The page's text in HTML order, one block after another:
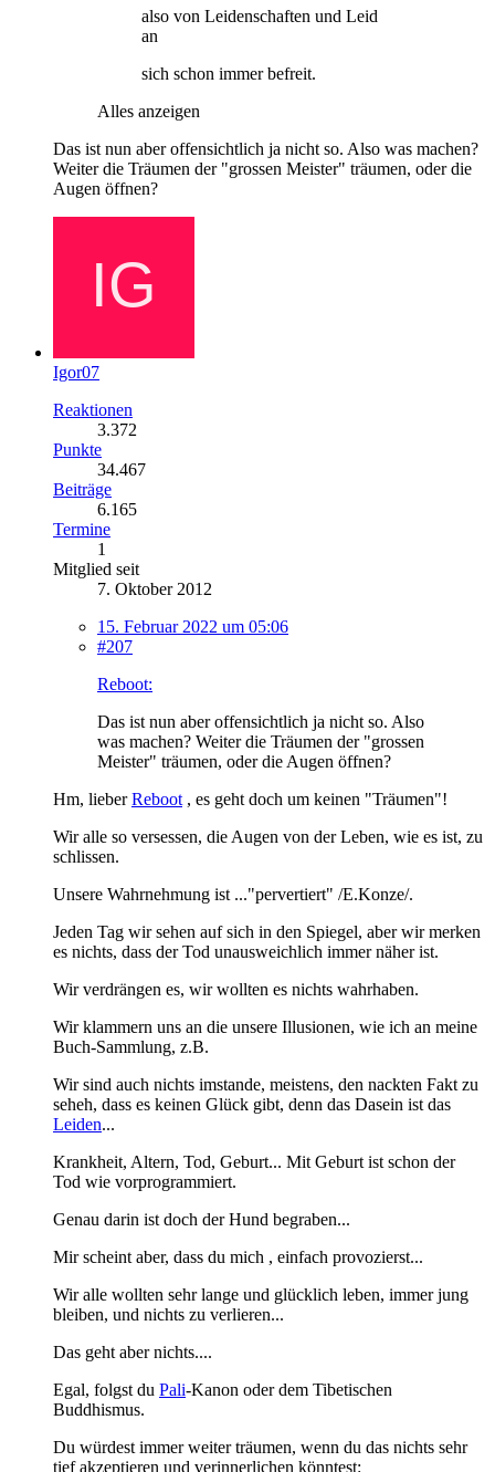
also von Leidenschaften und Leid
an
sich schon immer befreit.
Alles anzeigen
Das ist nun aber offensichtlich ja nicht so. Also was machen?
Weiter die Träumen der "grossen Meister" träumen, oder die
Augen öffnen?
Igor07
Reaktionen
3.372
Punkte
34.467
Beiträge
6.165
Termine
1
Mitglied seit
7. Oktober 2012
15. Februar 2022 um 05:06
#207
Reboot:
Das ist nun aber offensichtlich ja nicht so. Also
was machen? Weiter die Träumen der "grossen
Meister" träumen, oder die Augen öffnen?
Hm, lieberReboot , es geht doch um keinen "Träumen"!
Wir alle so versessen, die Augen von der Leben, wie es ist, zu
schlissen.
Unsere Wahrnehmung ist ..."pervertiert" /E.Konze/.
Jeden Tag wir sehen auf sich in den Spiegel, aber wir merken
es nichts, dass der Tod unausweichlich immer näher ist.
Wir verdrängen es, wir wollten es nichts wahrhaben.
Wir klammern uns an die unsere Illusionen, wie ich an meine
Buch-Sammlung, z.B.
Wir sind auch nichts imstande, meistens, den nackten Fakt zu
seheh, dass es keinen Glück gibt, denn das Dasein ist das
Leiden...
Krankheit, Altern, Tod, Geburt... Mit Geburt ist schon der
Tod wie vorprogrammiert.
Genau darin ist doch der Hund begraben...
Mir scheint aber, dass du mich , einfach provozierst...
Wir alle wollten sehr lange und glücklich leben, immer jung
bleiben, und nichts zu verlieren...
Das geht aber nichts....
Egal, folgst du Pali-Kanon oder dem Tibetischen
Buddhismus.
Du würdest immer weiter träumen, wenn du das nichts sehr
tief akzeptieren und verinnerlichen könntest: